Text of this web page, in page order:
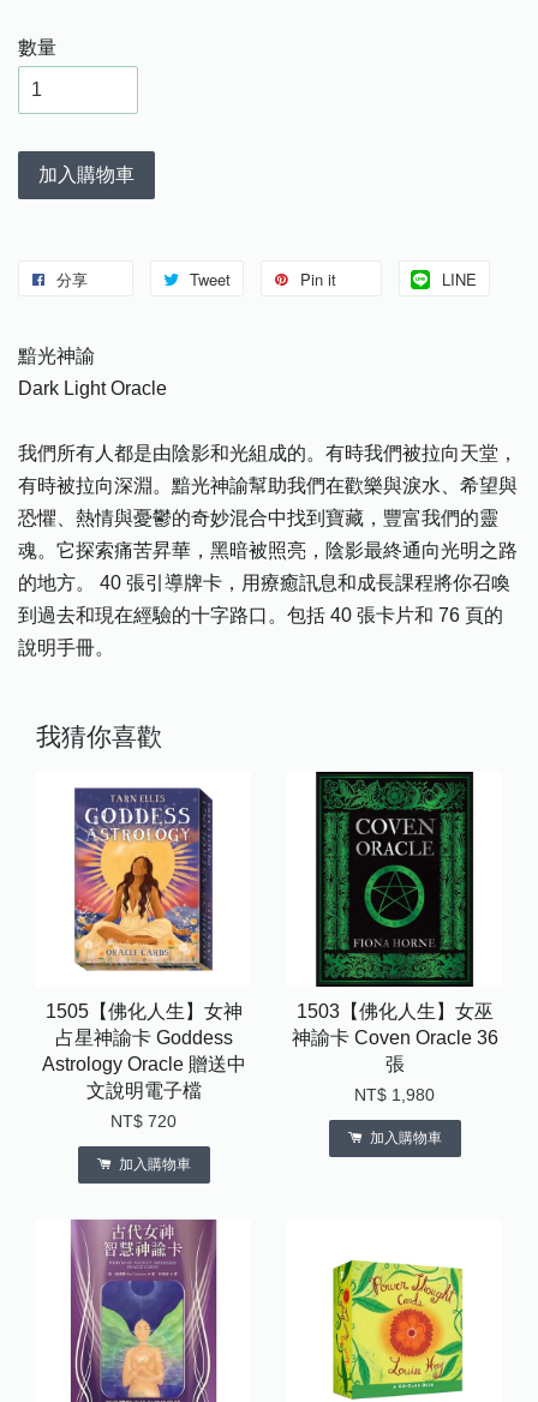
數量
加入購物車
分享 Tweet Pin it LINE
黯光神諭
Dark Light Oracle
我們所有人都是由陰影和光組成的。有時我們被拉向天堂，
有時被拉向深淵。黯光神諭幫助我們在歡樂與淚水、希望與
恐懼、熱情與憂鬱的奇妙混合中找到寶藏，豐富我們的靈
魂。它探索痛苦昇華，黑暗被照亮，陰影最終通向光明之路
的地方。 40 張引導牌卡，用療癒訊息和成長課程將你召喚
到過去和現在經驗的十字路口。包括 40 張卡片和 76 頁的
說明手冊。
我猜你喜歡
1505【佛化人生】女神
占星神諭卡 Goddess
Astrology Oracle 贈送中
文說明電子檔
NT$ 720
加入購物車
1503【佛化人生】女巫
神諭卡 Coven Oracle 36
張
NT$ 1,980
加入購物車